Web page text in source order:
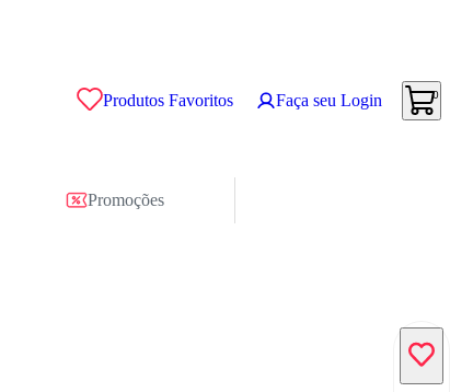
Produtos Favoritos Faça seu Login 0
Promoções